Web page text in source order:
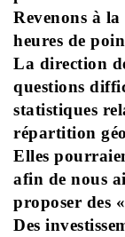
Revenons à la
heures de
La direction
questions
statistiques
répartition
Elles
afin de nous
proposer des
Des